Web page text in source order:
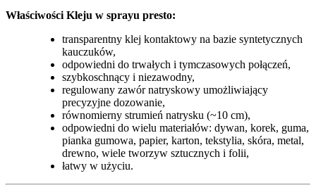
Właściwości Kleju w sprayu presto:
transparentny klej kontaktowy na bazie syntetycznych
kauczuków,
odpowiedni do trwałych i tymczasowych połączeń,
szybkoschnący i niezawodny,
regulowany zawór natryskowy umożliwiający
precyzyjne dozowanie,
równomierny strumień natrysku (~10 cm),
odpowiedni do wielu materiałów: dywan, korek, guma,
pianka gumowa, papier, karton, tekstylia, skóra, metal,
drewno, wiele tworzyw sztucznych i folii,
łatwy w użyciu.